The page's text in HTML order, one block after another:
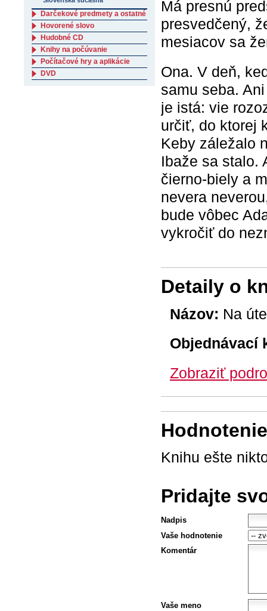
Má presnú
presvedčený,
mesiacov sa
Ona. V deň,
samu seba.
je istá: vie
určiť, do ktorej
Keby záležalo
Ibaže sa stalo.
čierno-biely a
nevera
bude vôbec
vykročiť do
Detaily o
Názov: Na
Objednávací
Zobraziť
Knihu ešte
Pridajte
Nadpis
Vaše hodnotenie
Komentár
Vaše meno
Darčekové predmety a ostatné
Hovorené slovo
Hudobné CD
Knihy na počúvanie
Počítačové hry a aplikácie
DVD